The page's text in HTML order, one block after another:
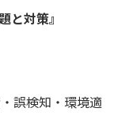
と対策』
・誤検知・環境適